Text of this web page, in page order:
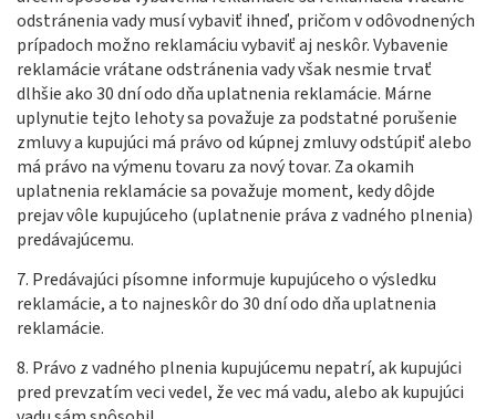
odstránenia vady musí vybaviť ihneď, pričom v odôvodnených
prípadoch možno reklamáciu vybaviť aj neskôr. Vybavenie
reklamácie vrátane odstránenia vady však nesmie trvať
dlhšie ako 30 dní odo dňa uplatnenia reklamácie. Márne
uplynutie tejto lehoty sa považuje za podstatné porušenie
zmluvy a kupujúci má právo od kúpnej zmluvy odstúpiť alebo
má právo na výmenu tovaru za nový tovar. Za okamih
uplatnenia reklamácie sa považuje moment, kedy dôjde
prejav vôle kupujúceho (uplatnenie práva z vadného plnenia)
predávajúcemu.
7. Predávajúci písomne informuje kupujúceho o výsledku
reklamácie, a to najneskôr do 30 dní odo dňa uplatnenia
reklamácie.
8. Právo z vadného plnenia kupujúcemu nepatrí, ak kupujúci
pred prevzatím veci vedel, že vec má vadu, alebo ak kupujúci